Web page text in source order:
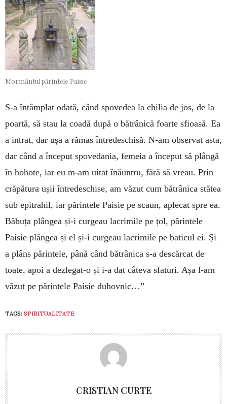
Mormântul părintele Paisie
S-a întâmplat odată, când spovedea la chilia de jos, de la
poartă, să stau la coadă după o bătrânică foarte sfioasă. Ea
a intrat, dar ușa a rămas întredeschisă. N-am observat asta,
dar când a început spovedania, femeia a început să plângă
în hohote, iar eu m-am uitat înăuntru, fără să vreau. Prin
crăpătura ușii întredeschise, am văzut cum bătrânica stătea
sub epitrahil, iar părintele Paisie pe scaun, aplecat spre ea.
Băbuța plângea și-i curgeau lacrimile pe țol, părintele
Paisie plângea și el și-i curgeau lacrimile pe baticul ei. Și
a plâns părintele, până când bătrânica s-a descărcat de
toate, apoi a dezlegat-o și i-a dat câteva sfaturi. Așa l-am
văzut pe părintele Paisie duhovnic…”
TAGS: SPIRITUALITATE
CRISTIAN CURTE